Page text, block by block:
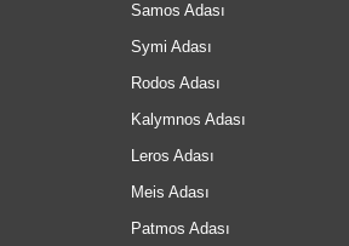
Samos Adası
Symi Adası
Rodos Adası
Kalymnos Adası
Leros Adası
Meis Adası
Patmos Adası